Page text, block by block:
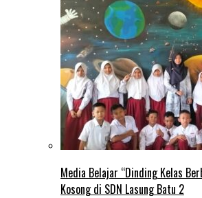
Media Belajar “Dinding Kelas
Kosong di SDN Lasung Batu 2